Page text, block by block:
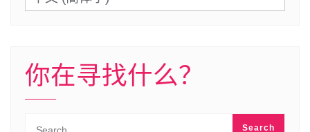
言
你在寻找什么？